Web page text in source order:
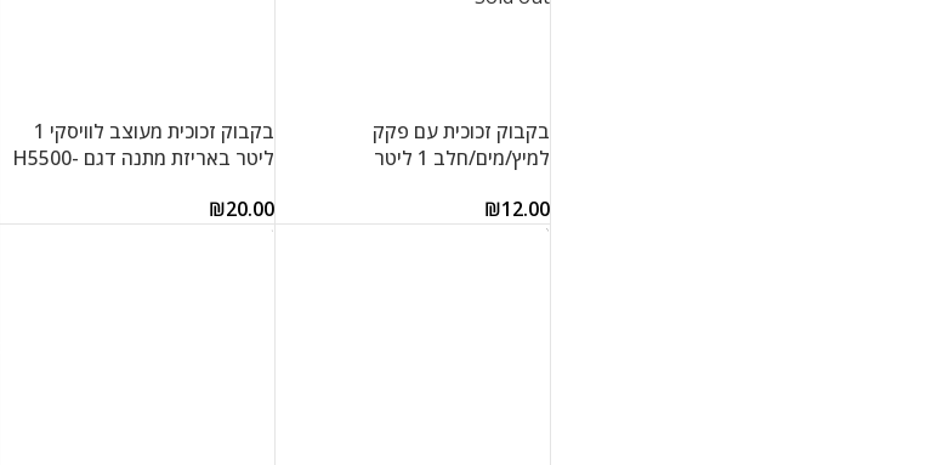
בקבוק זכוכית עם פקק
למיץ/מים/חלב 1 ליטר
₪12.00
מידע נוסף
בקבוק זכוכית מעוצב לוויסקי 1
ליטר באריזת מתנה דגם H5500-
₪20.00
הוספה לסל